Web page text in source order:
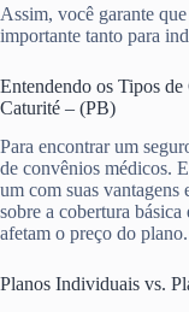
Assim, você garante
importante tanto para
Entendendo os Tipos
Caturité – (PB)
Para encontrar um
de convênios médicos.
um com suas vantagens
sobre a cobertura
afetam o preço do plano.
Planos Individuais vs.